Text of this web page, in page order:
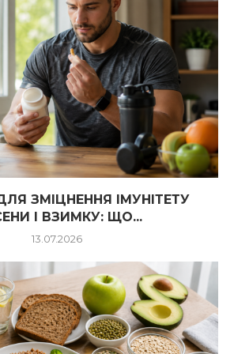
ЗМІЦНЕННЯ ІМУНІТЕТУ
І ВЗИМКУ: ЩО...
13.07.2026